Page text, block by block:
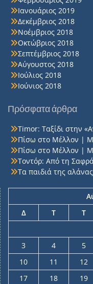
Ιανουάριος 2019
Δεκέμβριος 2018
Νοέμβριος 2018
Οκτώβριος 2018
Σεπτέμβριος 2018
Αύγουστος 2018
Ιούλιος 2018
Ιούνιος 2018
Πρόσφατα άρθρα
Timor: Ταξίδι στην
Πίσω στο Μέλλον |
Πίσω στο Μέλλον |
Τοντόρ: Από τη
Τα παιδιά της αλάνας
Δ
Τ Τ
3
4 5
10
11 12
17
18 19